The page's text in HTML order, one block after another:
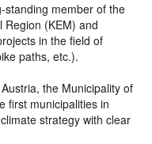
standing member of the
Region (KEM) and
in the field of
paths, etc.).
the Municipality of
first municipalities in
strategy with clear